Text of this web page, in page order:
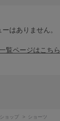
ーはありません。
覧ページはこちら
ョップ >
ショーツ